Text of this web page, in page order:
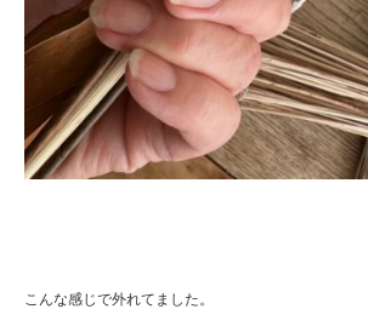
こんな感じで外れてました。